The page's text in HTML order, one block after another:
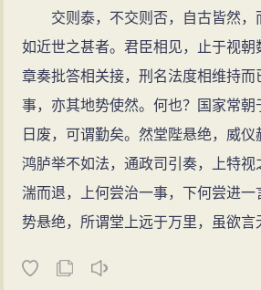
一变文 风
王鏊博学善于识别人才，文章雅
流畅。 晚年 著《性善论》一篇，王守
文章达到精深的境界，世上的人也很
治、正德时期，以高第探 花
、台阁
阁、乡邦
文学都产生了重要影响，成
文体变革的先行者和楷模。他的黜浮
吴宽的老一批吴中交游圈，又发展
，远避权贵。
成化十八年（1482年），王鏊还
修。
规劝 孝宗
弘治四年（1491年）八月，《明
升任右春坊、右谕德、侍讲经筵官。
李广，整日在李广陪伴下游玩。王鏊
典故反复劝谏，终使孝宗感动。日讲
交则泰，不交则否，自古皆然，
如近世之甚者。君臣相见，止于视朝
章奏批答相关接，刑名法度相维持而
事，亦其地势使然。何也？国家常朝
日废，可谓勤矣。然堂陛悬绝，威仪
鸿胪举不如法，通政司引奏，上特视
湍而退，上何尝治一事，下何尝进一
势悬绝，所谓堂上远于万里，虽欲言